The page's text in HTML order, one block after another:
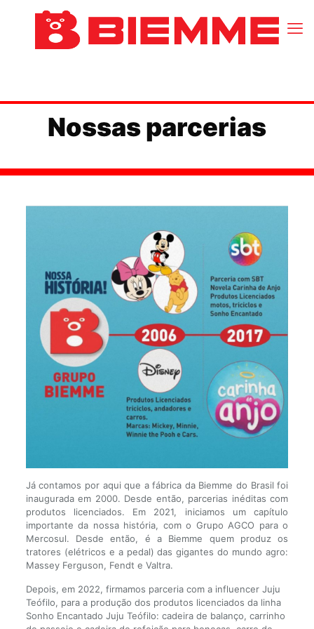
Nossas parcerias
Já contamos por aqui que a fábrica da Biemme do Brasil foi
inaugurada em 2000. Desde então, parcerias inéditas com
produtos licenciados. Em 2021, iniciamos um capítulo
importante da nossa história, com o Grupo AGCO para o
Mercosul. Desde então, é a Biemme quem produz os
tratores (elétricos e a pedal) das gigantes do mundo agro:
Massey Ferguson, Fendt e Valtra.
Depois, em 2022, firmamos parceria com a influencer Juju
Teófilo, para a produção dos produtos licenciados da linha
Sonho Encantado Juju Teófilo: cadeira de balanço, carrinho